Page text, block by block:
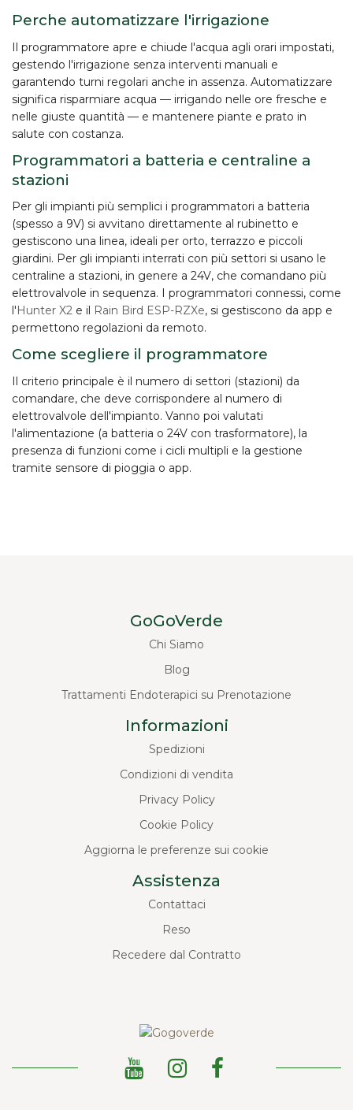
Perche automatizzare l'irrigazione
Il programmatore apre e chiude l'acqua agli orari impostati,
gestendo l'irrigazione senza interventi manuali e
garantendo turni regolari anche in assenza. Automatizzare
significa risparmiare acqua — irrigando nelle ore fresche e
nelle giuste quantità — e mantenere piante e prato in
salute con costanza.
Programmatori a batteria e centraline a
stazioni
Per gli impianti più semplici i programmatori a batteria
(spesso a 9V) si avvitano direttamente al rubinetto e
gestiscono una linea, ideali per orto, terrazzo e piccoli
giardini. Per gli impianti interrati con più settori si usano le
centraline a stazioni, in genere a 24V, che comandano più
elettrovalvole in sequenza. I programmatori connessi, come
l'Hunter X2 e il Rain Bird ESP-RZXe, si gestiscono da app e
permettono regolazioni da remoto.
Come scegliere il programmatore
Il criterio principale è il numero di settori (stazioni) da
comandare, che deve corrispondere al numero di
elettrovalvole dell'impianto. Vanno poi valutati
l'alimentazione (a batteria o 24V con trasformatore), la
presenza di funzioni come i cicli multipli e la gestione
tramite sensore di pioggia o app.
GoGoVerde
Chi Siamo
Blog
Trattamenti Endoterapici su Prenotazione
Informazioni
Spedizioni
Condizioni di vendita
Privacy Policy
Cookie Policy
Aggiorna le preferenze sui cookie
Assistenza
Contattaci
Reso
Recedere dal Contratto